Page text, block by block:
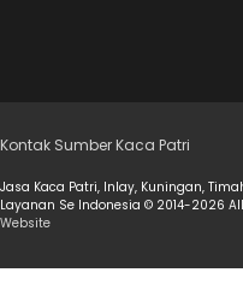
Kontak Sumber Kaca Patri
Jasa Kaca Patri, Inlay, Kuningan,
Layanan Se Indonesia © 2014-2026
Website